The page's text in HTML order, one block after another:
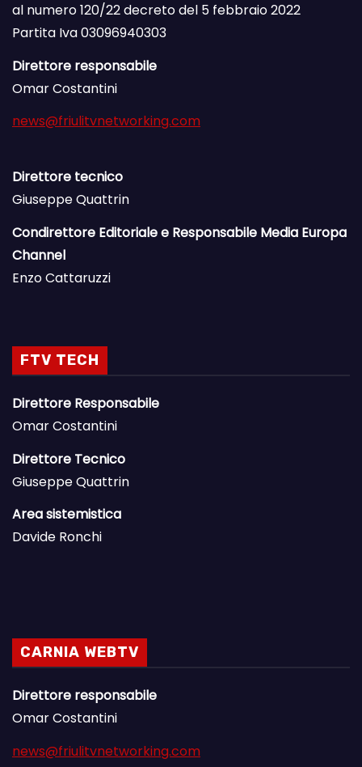
al numero 120/22 decreto del 5 febbraio 2022
Partita Iva 03096940303
Direttore responsabile
Omar Costantini
news@friulitvnetworking.com
Direttore tecnico
Giuseppe Quattrin
Condirettore Editoriale e Responsabile Media Europa
Channel
Enzo Cattaruzzi
FTV TECH
Direttore Responsabile
Omar Costantini
Direttore Tecnico
Giuseppe Quattrin
Area sistemistica
Davide Ronchi
CARNIA WEBTV
Direttore responsabile
Omar Costantini
news@friulitvnetworking.com